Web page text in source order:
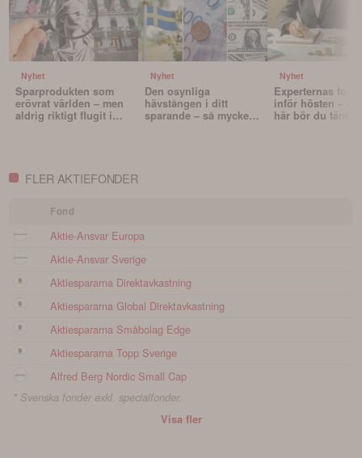
Nyhet
Sparprodukten som
erövrat världen – men
aldrig riktigt flugit i
Nyhet
Den osynliga
hävstången i ditt
sparande – så mycket
Nyhet
Experternas
inför hösten –
här bör du tänka
FLER AKTIEFONDER
Fond
Aktie-Ansvar Europa
Aktie-Ansvar Sverige
Aktiespararna Direktavkastning
Aktiespararna Global Direktavkastning
Aktiespararna Småbolag Edge
Aktiespararna Topp Sverige
Alfred Berg Nordic Small Cap
* Svenska fonder exkl. specialfonder.
Visa fler